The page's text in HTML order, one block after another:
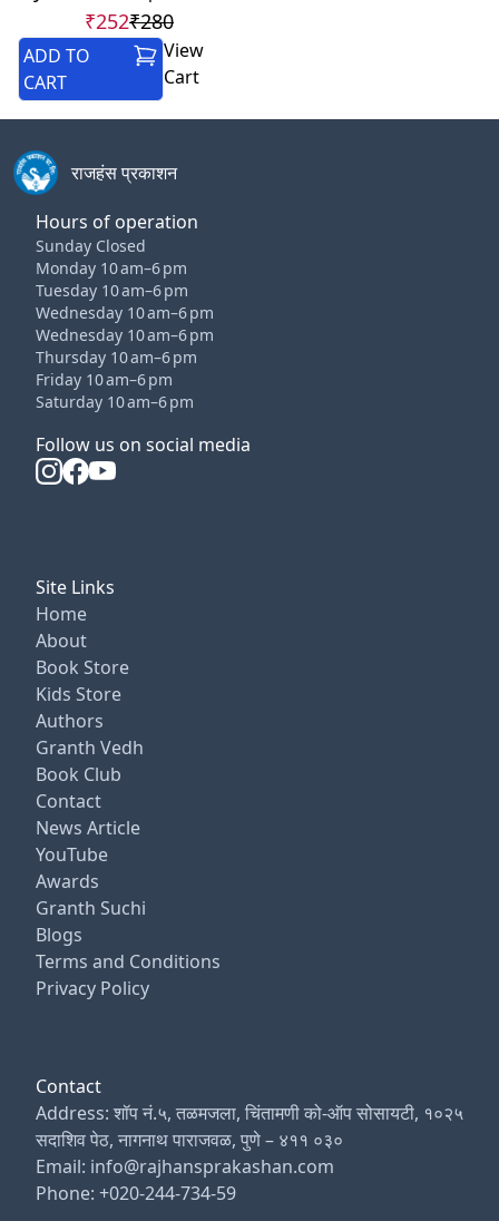
₹252₹280
ADD TO
CART
View
Cart
राजहंस प्रकाशन
Hours of operation
Sunday Closed
Monday 10 am–6 pm
Tuesday 10 am–6 pm
Wednesday 10 am–6 pm
Wednesday 10 am–6 pm
Thursday 10 am–6 pm
Friday 10 am–6 pm
Saturday 10 am–6 pm
Follow us on social media
Site Links
Home
About
Book Store
Kids Store
Authors
Granth Vedh
Book Club
Contact
News Article
YouTube
Awards
Granth Suchi
Blogs
Terms and Conditions
Privacy Policy
Contact
Address: शॉप नं.५, तळमजला, चिंतामणी को-ऑप सोसायटी, १०२५
सदाशिव पेठ, नागनाथ पाराजवळ, पुणे – ४११ ०३०
Email: info@rajhansprakashan.com
Phone: +020-244-734-59